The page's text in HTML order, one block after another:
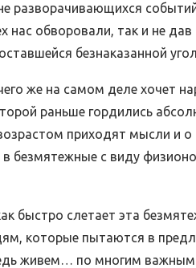
разворачивающихся
нас обворовали, так и не дав
безнаказанной
же на самом деле хочет
раньше гордились
приходят мысли и о
безмятежные с виду
быстро слетает эта
которые пытаются в
живем… по многим важным
ГРЕЦИИ